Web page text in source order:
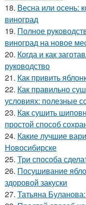
18. Весна или осень:
виноград
19. Полное
виноград на новое
20. Когда и как
руководство
21. Как привить
22. Как правильно
условиях: полезные
23. Как сушить
простой способ
24. Какие лучшие
Новосибирске
25. Три способа
26. Посушивание
здоровой закуски
27. Татьяна